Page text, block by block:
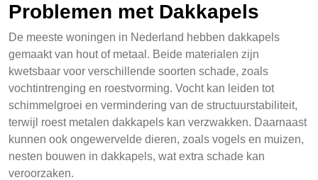
Problemen met Dakkapels
De meeste woningen in Nederland hebben dakkapels
gemaakt van hout of metaal. Beide materialen zijn
kwetsbaar voor verschillende soorten schade, zoals
vochtintrenging en roestvorming. Vocht kan leiden tot
schimmelgroei en vermindering van de structuurstabiliteit,
terwijl roest metalen dakkapels kan verzwakken. Daarnaast
kunnen ook ongewervelde dieren, zoals vogels en muizen,
nesten bouwen in dakkapels, wat extra schade kan
veroorzaken.